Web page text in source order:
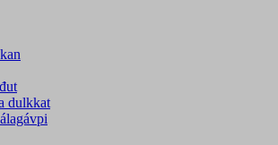
dulkkat